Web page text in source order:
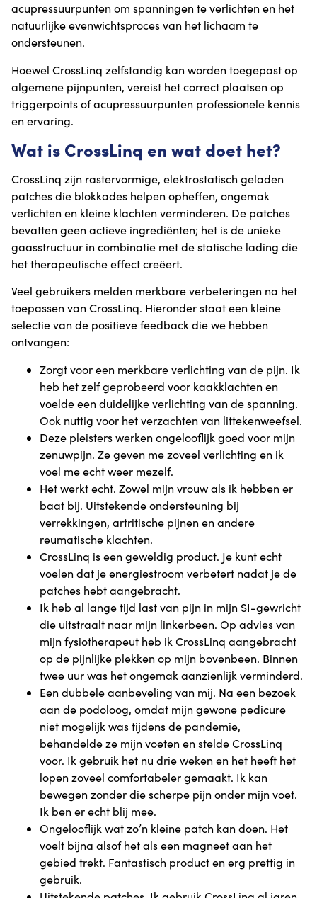
acupressuurpunten om spanningen te verlichten en het
natuurlijke evenwichtsproces van het lichaam te
ondersteunen.
Hoewel CrossLinq zelfstandig kan worden toegepast op
algemene pijnpunten, vereist het correct plaatsen op
triggerpoints of acupressuurpunten professionele kennis
en ervaring.
Wat is CrossLinq en wat doet het?
CrossLinq zijn rastervormige, elektrostatisch geladen
patches die blokkades helpen opheffen, ongemak
verlichten en kleine klachten verminderen. De patches
bevatten geen actieve ingrediënten; het is de unieke
gaasstructuur in combinatie met de statische lading die
het therapeutische effect creëert.
Veel gebruikers melden merkbare verbeteringen na het
toepassen van CrossLinq. Hieronder staat een kleine
selectie van de positieve feedback die we hebben
ontvangen:
Zorgt voor een merkbare verlichting van de pijn. Ik
heb het zelf geprobeerd voor kaakklachten en
voelde een duidelijke verlichting van de spanning.
Ook nuttig voor het verzachten van littekenweefsel.
Deze pleisters werken ongelooflijk goed voor mijn
zenuwpijn. Ze geven me zoveel verlichting en ik
voel me echt weer mezelf.
Het werkt echt. Zowel mijn vrouw als ik hebben er
baat bij. Uitstekende ondersteuning bij
verrekkingen, artritische pijnen en andere
reumatische klachten.
CrossLinq is een geweldig product. Je kunt echt
voelen dat je energiestroom verbetert nadat je de
patches hebt aangebracht.
Ik heb al lange tijd last van pijn in mijn SI-gewricht
die uitstraalt naar mijn linkerbeen. Op advies van
mijn fysiotherapeut heb ik CrossLinq aangebracht
op de pijnlijke plekken op mijn bovenbeen. Binnen
twee uur was het ongemak aanzienlijk verminderd.
Een dubbele aanbeveling van mij. Na een bezoek
aan de podoloog, omdat mijn gewone pedicure
niet mogelijk was tijdens de pandemie,
behandelde ze mijn voeten en stelde CrossLinq
voor. Ik gebruik het nu drie weken en het heeft het
lopen zoveel comfortabeler gemaakt. Ik kan
bewegen zonder die scherpe pijn onder mijn voet.
Ik ben er echt blij mee.
Ongelooflijk wat zo’n kleine patch kan doen. Het
voelt bijna alsof het als een magneet aan het
gebied trekt. Fantastisch product en erg prettig in
gebruik.